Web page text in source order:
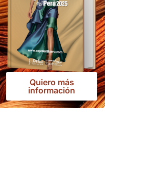
Quiero más
información